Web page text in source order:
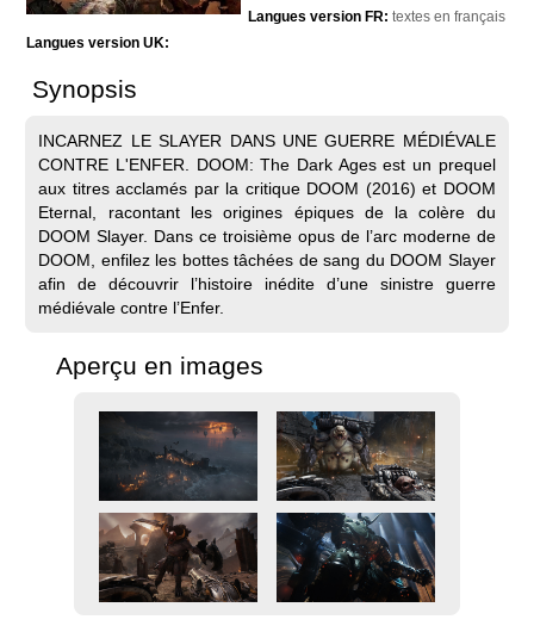
Langues version FR: textes en français
Langues version UK:
Synopsis
INCARNEZ LE SLAYER DANS UNE GUERRE MÉDIÉVALE
CONTRE L'ENFER. DOOM: The Dark Ages est un prequel
aux titres acclamés par la critique DOOM (2016) et DOOM
Eternal, racontant les origines épiques de la colère du
DOOM Slayer. Dans ce troisième opus de l’arc moderne de
DOOM, enfilez les bottes tâchées de sang du DOOM Slayer
afin de découvrir l’histoire inédite d’une sinistre guerre
médiévale contre l’Enfer.
Aperçu en images